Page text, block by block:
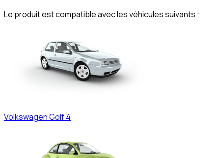
Le produit est compatible avec les véhicules suivants :
VolkswagenGolf 4